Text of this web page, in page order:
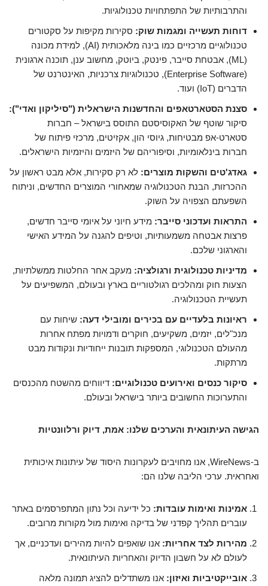
והתרבותיות של התפתחויות טכנולוגיות.
דוחות תעשייה ומגמות שוק: סקירות מקיפות על סקטורים
טכנולוגיים מרכזיים כמו בינה מלאכותית (AI), למידת מכונה
(ML), אבטחת סייבר, פינטק, ביוטק, מחשוב ענן, תוכנה ארגונית
(Enterprise Software), טכנולוגיות צרכניות, האינטרנט של
הדברים (IoT) ועוד.
סצנת הסטארטאפים והחדשנות הישראלית ("סיליקון ואדי"):
סיקור שוטף של האקוסיסטם התוסס בישראל – חברות
סטארט-אפ מבטיחות, גיוסי הון, אקזיטים, מרכזי פיתוח של
חברות בינלאומיות, וסיפוריהם של היזמים והיזמיות הישראלים.
גאדג'טים והשקות מוצרים: לא רק סקירות, אלא מבט ראשון על
ההכרזות, הבנת הטכנולוגיה שמאחורי המוצרים החדשים, וניתוח
השפעתם הצפויה על השוק.
התראות ועדכוני סייבר: מידע חיוני על איומי סייבר חדשים,
פרצות אבטחה משמעותיות, וטיפים להגנה על המידע האישי
והארגוני שלכם.
מדיניות טכנולוגית ורגולציה: מעקב אחר החלטות ממשלתיות,
הצעות חוק ומהלכים רגולטוריים בארץ ובעולם, המשפיעים על
תעשיית הטכנולוגיה.
ראיונות בלעדיים עם בכירים ומובילי דעה: שיחות עם
מנכ"לים, יזמים, משקיעים, חוקרים ודמויות מפתח אחרות
מהעולם הטכנולוגי, המספקות תובנות ייחודיות ונקודות מבט
מרתקות.
סיקור כנסים ואירועים טכנולוגיים: דיווחים מהשטח מהכנסים
והתערוכות החשובים ביותר בישראל ובעולם.
הגישה העיתונאית והערכים שלנו: אמת, דיוק ורלוונטיות
ב-WireNews, אנו מחויבים לעקרונות היסוד של עיתונות איכותית
ואחראית. ערכי הליבה שלנו הם:
אמינות ואימות עובדות: כל ידיעה וכל נתון המתפרסמים באתר
עוברים תהליך קפדני של בדיקה ואימות מול מקורות מרובים.
מהירות לצד אחריות: אנו שואפים להיות מהירים ועדכניים, אך
לעולם לא על חשבון הדיוק והאחריות העיתונאית.
אובייקטיביות ואיזון: אנו משתדלים להציג תמונה מלאה